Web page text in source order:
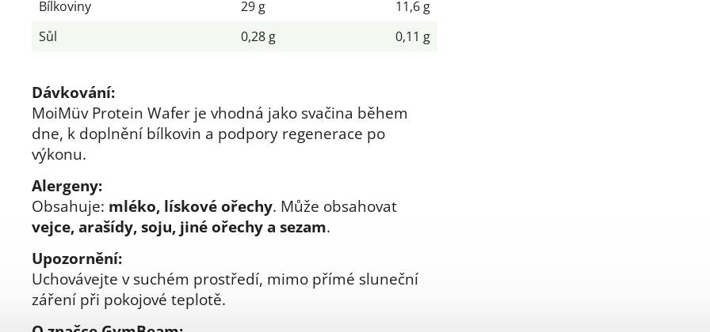
Bílkoviny
29 g
11,6 g
Sůl
0,28 g 0,11 g
Dávkování:
MoiMüv Protein Wafer je vhodná jako svačina během
dne, k doplnění bílkovin a podpory regenerace po
výkonu.
Alergeny:
Obsahuje: mléko, lískové ořechy. Může obsahovat
vejce, arašídy, soju, jiné ořechy a sezam.
Upozornění:
Uchovávejte v suchém prostředí, mimo přímé sluneční
záření při pokojové teplotě.